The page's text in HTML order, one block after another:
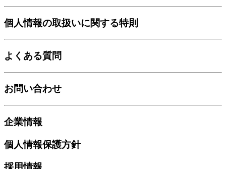
個人情報の取扱いに関する特則
よくある質問
お問い合わせ
企業情報
個人情報保護方針
採用情報